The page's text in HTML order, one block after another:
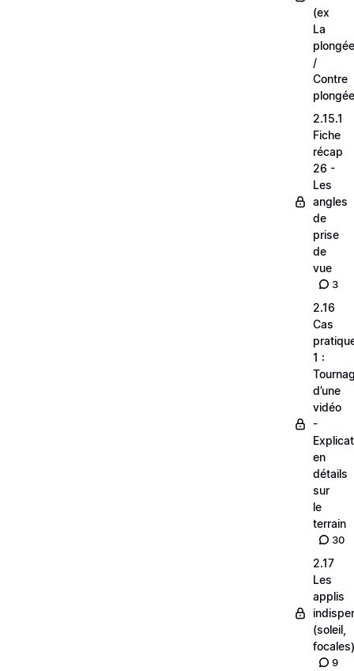
(ex
La
plongée
/
Contre
2.15.1
Fiche
récap
26 -
Les
angles
de
prise
de
vue
3
2.16
Cas
1 :
d’une
vidéo
-
en
détails
sur
le
terrain
30
2.17
Les
applis
(soleil,
focales)
9